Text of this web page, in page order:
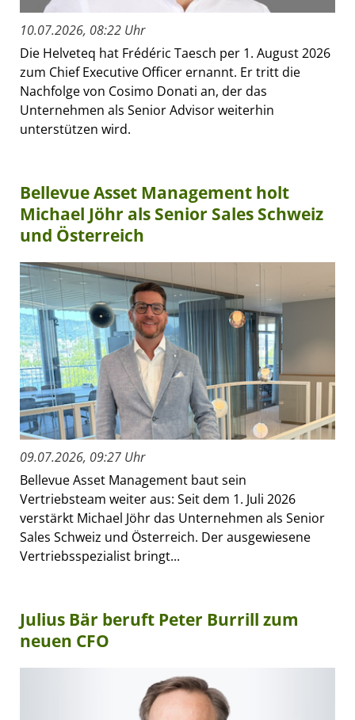
10.07.2026, 08:22 Uhr
Die Helveteq hat Frédéric Taesch per 1. August 2026
zum Chief Executive Officer ernannt. Er tritt die
Nachfolge von Cosimo Donati an, der das
Unternehmen als Senior Advisor weiterhin
unterstützen wird.
Bellevue Asset Management holt
Michael Jöhr als Senior Sales Schweiz
und Österreich
09.07.2026, 09:27 Uhr
Bellevue Asset Management baut sein
Vertriebsteam weiter aus: Seit dem 1. Juli 2026
verstärkt Michael Jöhr das Unternehmen als Senior
Sales Schweiz und Österreich. Der ausgewiesene
Vertriebsspezialist bringt...
Julius Bär beruft Peter Burrill zum
neuen CFO